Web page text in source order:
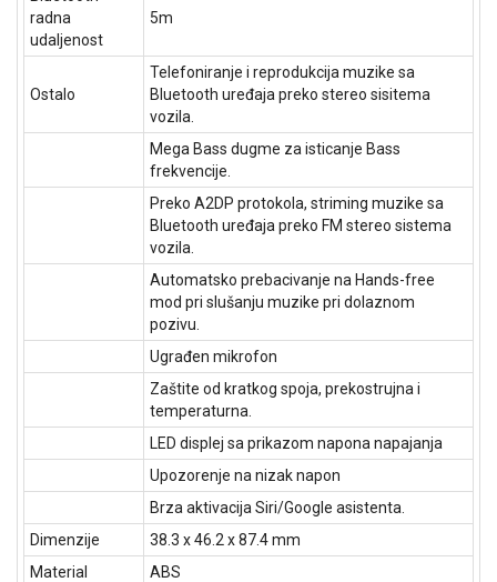
radna
udaljenost
5m
Ostalo
Telefoniranje i reprodukcija muzike sa
Bluetooth uređaja preko stereo sisitema
vozila.
Mega Bass dugme za isticanje Bass
frekvencije.
Preko A2DP protokola, striming muzike sa
Bluetooth uređaja preko FM stereo sistema
vozila.
Automatsko prebacivanje na Hands-free
mod pri slušanju muzike pri dolaznom
pozivu.
Ugrađen mikrofon
Zaštite od kratkog spoja, prekostrujna i
temperaturna.
LED displej sa prikazom napona napajanja
Upozorenje na nizak napon
Brza aktivacija Siri/Google asistenta.
Dimenzije
38.3 x 46.2 x 87.4 mm
Material
ABS